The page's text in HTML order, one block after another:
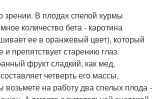
зрении. В плодах спелой хурмы
количество бета - каротина
ее в оранжевый цвет), который
и препятствует старению глаз.
фрукт сладкий, как мед,
четверть его массы.
возьмете на работу два спелых плода -